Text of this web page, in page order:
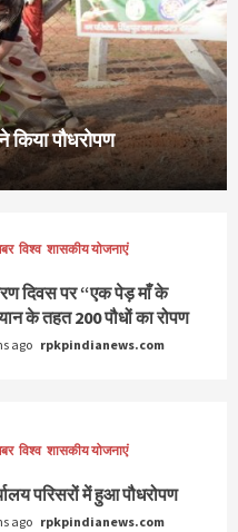
किया पौधरोपण
विश्व शासकीय योजनाएं
दिवस पर “एक पेड़ माँ के
के तहत 200 पौधों का रोपण
ago rpkpindianews.com
विश्व शासकीय योजनाएं
परिसरों में हुआ पौधरोपण
ago rpkpindianews.com